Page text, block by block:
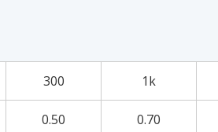
300 1k
0.50 0.70